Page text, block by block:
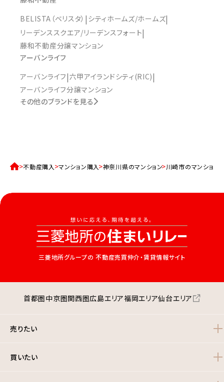
BELISTA（ベリスタ） シティホームズ/ホームズ
リーデンススクエア/リーデンスフォート
藤和不動産分譲マンション
アーバンライフ
アーバンライフ 六甲アイランドシティ(RIC)
アーバンライフ分譲マンション
その他のブランドを見る
不動産購入 マンション購入 神奈川県のマンション 川崎市のマンション
三菱地所グループの 不動産売買仲介・賃貸情報サイト
首都圏中京圏関西圏広島エリア福岡エリア仙台エリア
売りたい
買いたい